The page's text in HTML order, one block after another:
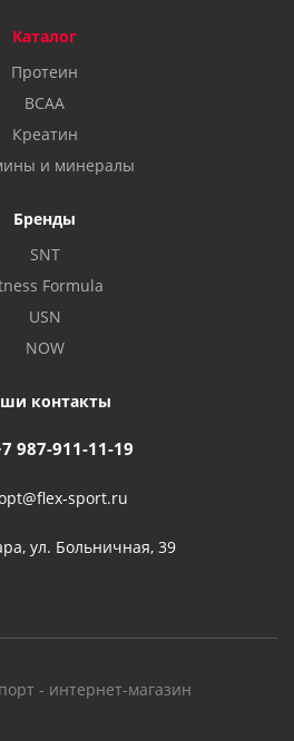
Каталог
Протеин
BCAA
Креатин
и минералы
Бренды
SNT
Formula
USN
NOW
контакты
987-911-11-19
sport.ru
ул. Больничная, 39
- интернет-магазин